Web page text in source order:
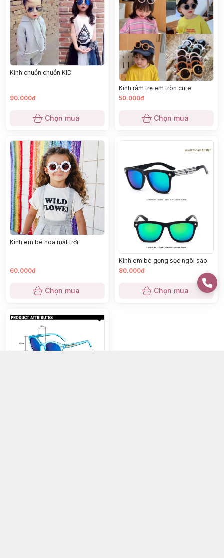
Kính chuồn chuồn KID
90.000đ
Chọn mua
Kính râm trẻ em tròn cute
50.000đ
Chọn mua
Kính em bé hoa mặt trời
60.000đ
Chọn mua
Kính em bé gọng sọc ngôi sao
80.000đ
Chọn mua